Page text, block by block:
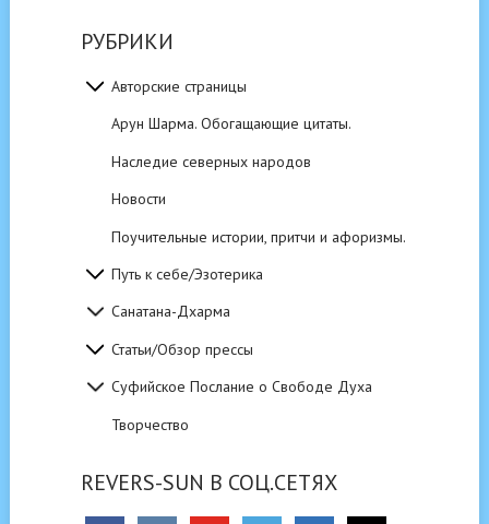
РУБРИКИ
Авторские страницы
Арун Шарма. Обогащающие цитаты.
Наследие северных народов
Новости
Поучительные истории, притчи и афоризмы.
Путь к себе/Эзотерика
Санатана-Дхарма
Статьи/Обзор прессы
Суфийское Послание о Свободе Духа
Творчество
REVERS-SUN В СОЦ.СЕТЯХ